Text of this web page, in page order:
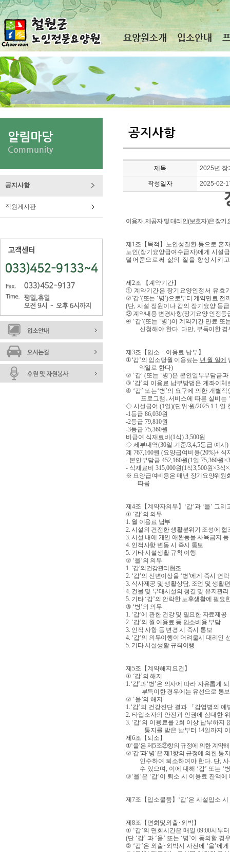
요양원소개 입소안내
알림마당
Community
공지사항
직원게시판
공지사항
제목 2025년 장
작성일자 2025-02-
이용자,제공자 및 대리인(보호자)은 장기
제 1조 【 목적 】 노인성질환 등으로 혼
노인(장기요양급여수급자)에게 시설
덜어줌으로써 삶의 질을 향상시키
제 2조 【계약기간】
① 계약기간은 장기요양인정서 유효
②‘갑’(또는 ‘병’)으로부터 계약만료 전
(단, 시설 정원이나 갑의 장기요양 등
③계약내용 변경사항(장기요양 인정등
④ ‘갑’(또는 ‘병’)이 계약기간 만료 또
신청해야 한다. 다만, 부득이한
제 3조 【 입소 ･ 이용료 납부 】
①‘갑’의 입소당월 이용료는 년 월 일에
익일로 한다)
② ‘갑’ (또는 ‘병’)은 본인일부부담금
③ ‘갑’의 이용료 납부방법은 계좌이체
④ ‘갑’ 또는‘병’의 요구에 의한 개별적
프로그램 ․서비스에 따른 실비는 ‘
◇ 시설급여 (1일)(단위 :원/2025.1.1.일
-1등급 86,030원
-2등급 79,810원
-3등급 75,360원
비급여 식재료비 (1식) 3,500원
◇ 세부내역(30일 기준/3,4,5등급 예시 )
계 767,160원 (요양급여비용(20%)+ 식
- 본인부담금 452,160원(1일 75,360원
- 식재료비 315,000원(1식3,500원 ×3식
※ 요양급여비용은 매년 장기요양위원
따름
제 4조 【계약자의무 】 ‘갑’과 ‘을’ 그리
① ‘갑’의 의무
1. 월 이용료 납부
2.시설의 건전한 생활분위기 조성에 협
3.시설 내에 개인 애완동물 사육금지
4. 인적사항 변동 시 즉시 통보
5. 기타 시설생활 규칙 이행
② ‘을’의 의무
1. ‘갑’의 건강관리 협조
2. ‘갑’의 신변이상을 ‘병’에게 즉시 연락
3. 식사제공 및 생활상담, 조언 및 생활
4. 건물 및 부대시설의 청결 및 유지관리
5. 기타 ‘갑’의 안락한 노후생활에 필요
③ ‘병’의 의무
1. ‘갑’에 관한 건강 및 필요한 자료제공
2. ‘갑’의 월 이용료 등 입소비용 부담
3. 인적 사항 등 변경 시 즉시 통보
4. ‘갑’의 의무이행이 어려울시 대리인
5. 기타 시설생활 규칙이행
제 5조 【계약해지요건 】
① ‘갑’의 해지
1.‘갑’과‘병’은 의사에 따라 자유롭게
부득이한 경우에는 유선으로 통
② ‘을’의 해지
1.‘갑’의 건강진단 결과 「 감염병의 예
2. 타입소자의 안전과 인권에 심대한
3. ‘갑’의 이용료를 2회 이상 납부하지
통지를 받은 날부터 14일까지
제 6조 【 퇴소 】
①‘을’은 제5조②항의 규정에 의한 계약
②‘갑’과‘병’은 제 1항의 규정에 의한 통
인수하여 퇴소하여야 한다. 단,
수 있으며, 이에 대해 ‘갑’ 또는 ‘병
③‘을’은 ‘갑’이 퇴소 시 이용료 잔액
제 7조 【 입소물품 】 ‘갑’은 시설입소
제 8조 【 면회및외출 ･ 외박】
① ‘갑’의 면회시간은 매일 09:00시부
(단 ‘갑’ 과 ‘을’ 또는 ‘병’이 동의할 경
② ‘갑’은 외출 ･ 외박시 사전에 ‘을’에